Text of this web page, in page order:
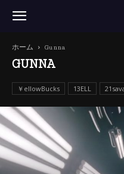
ホーム Gunna
GUNNA
￥ellowBucks 13ELL